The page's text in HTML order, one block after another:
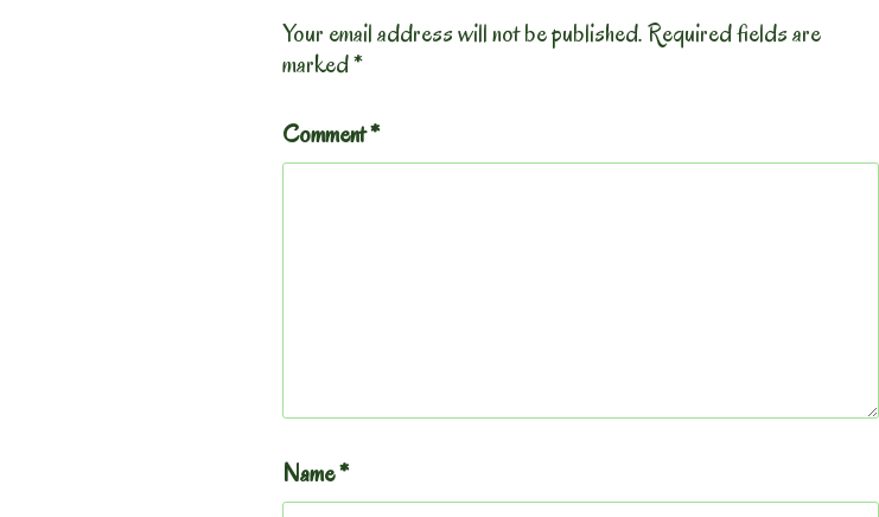
Your email address will not be published.Required fields are
marked*
Comment*
Name*